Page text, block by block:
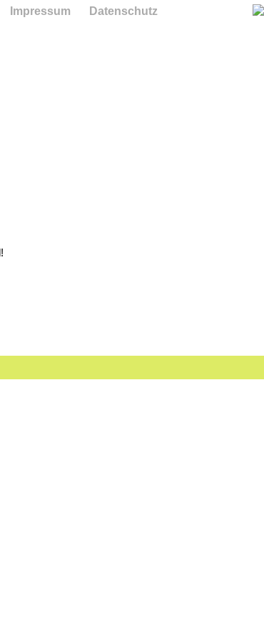
Impressum Datenschutz